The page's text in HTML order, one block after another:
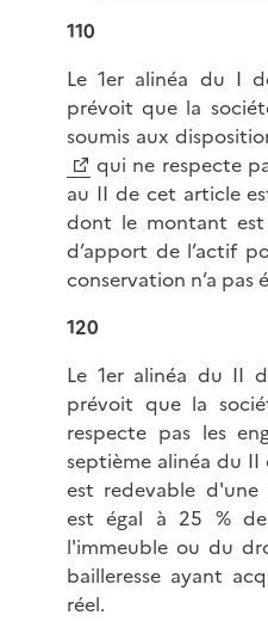
110
Le 1er alinéa du I
prévoit que la
soumis aux
qui ne respecte
au II de cet article
dont le montant
d’apport de l’actif
conservation n’a pas
120
Le 1er alinéa du II
prévoit que la
respecte pas les
septième alinéa du II
est redevable
est égal à 25 %
l'immeuble ou du
bailleresse ayant
réel.